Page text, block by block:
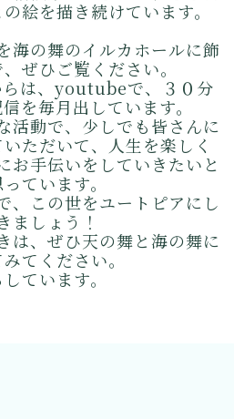
絵を描き続けています。
海の舞のイルカホールに飾
ぜひご覧ください。
らは、youtubeで、３０分
を毎月出しています。
活動で、少しでも皆さんに
ただいて、人生を楽しく
お手伝いをしていきたいと
ています。
、この世をユートピアにし
ましょう！
は、ぜひ天の舞と海の舞に
てください。
ています。